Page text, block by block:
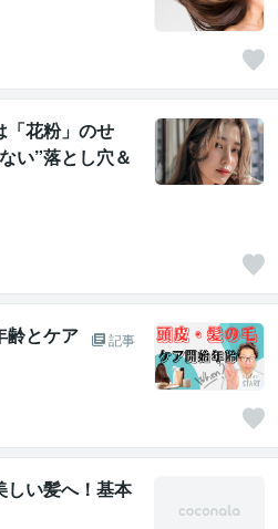
「花粉」のせ
い”落とし穴＆
した
齢とケア
記事
しい髪へ！基本